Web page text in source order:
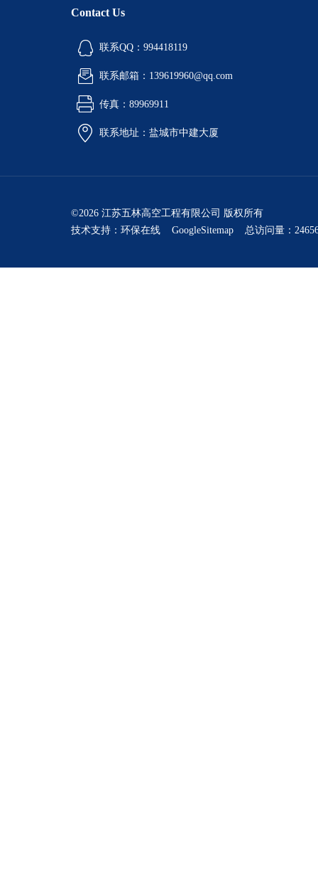
Contact Us
联系QQ：994418119
联系邮箱：139619960@qq.com
传真：89969911
联系地址：盐城市中建大厦
©2026 江苏五林高空工程有限公司 版权所有
技术支持： 环保在线 GoogleSitemap 总访问量：